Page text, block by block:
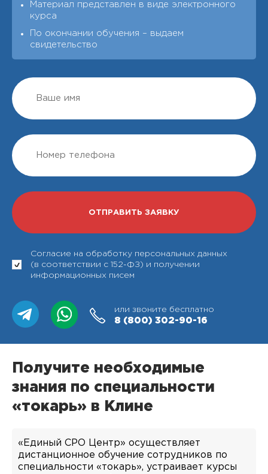
Материал представлен в виде электронного
курса
По окончании обучения – выдаeм
свидетельство
Согласие на обработку персональных данных
(в соответствии с 152-ФЗ) и получении
информационных писем
или звоните бесплатно
8 (800) 302-90-16
Получите необходимые
знания по специальности
«токарь» в Клине
«Единый СРО Центр» осуществляет
дистанционное обучение сотрудников по
специальности «токарь», устраивает курсы